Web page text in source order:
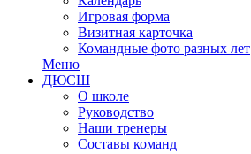
Игровая форма
Визитная карточка
Командные фото разных лет
Меню
ДЮСШ
О школе
Руководство
Наши тренеры
Составы команд